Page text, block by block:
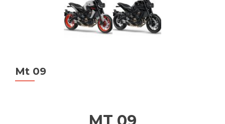
Mt 09